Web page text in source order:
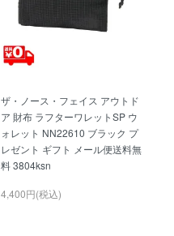
ザ・ノース・フェイス アウトド
ア 財布 ラフターワレットSP ウ
ォレット NN22610 ブラック プ
レゼント ギフト メール便送料無
料 3804ksn
4,400円(税込)